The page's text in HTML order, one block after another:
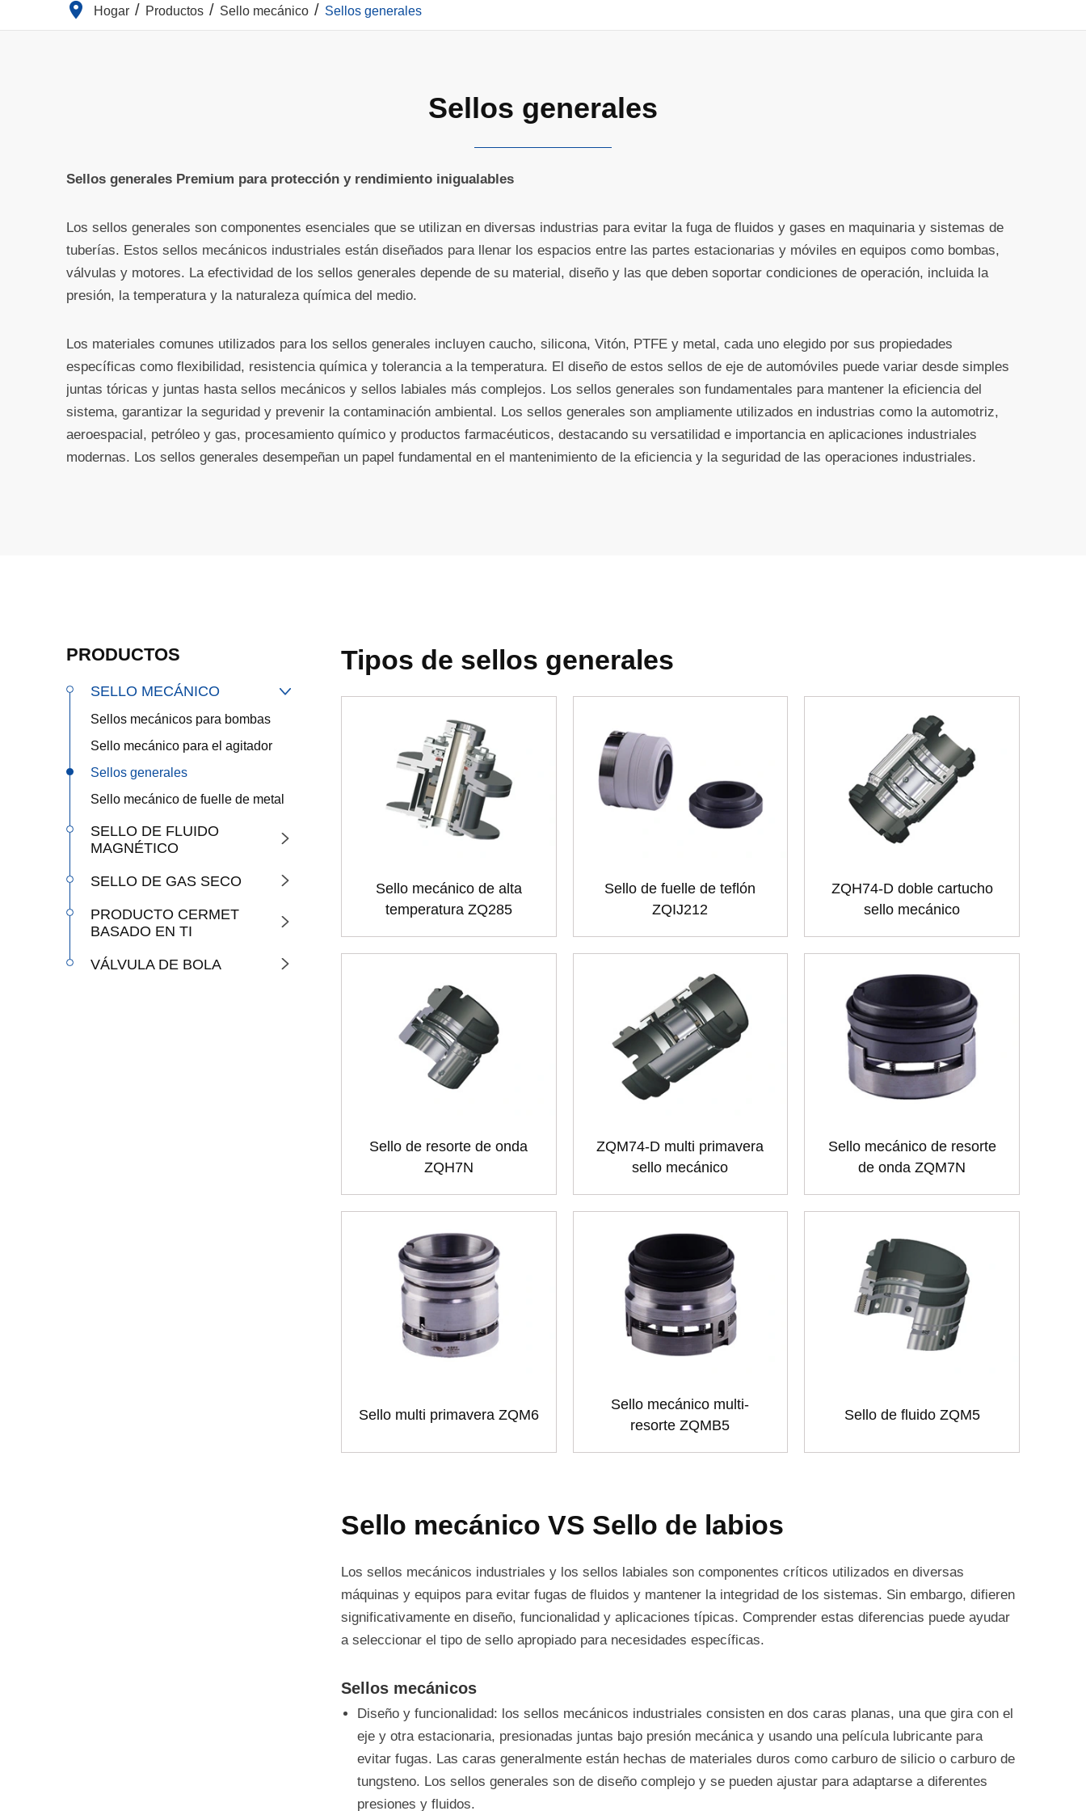
Hogar Productos Sello mecánico Sellos generales
Sellos generales
Sellos generales Premium para protección y rendimiento inigualables
Los sellos generales son componentes esenciales que se utilizan en diversas industrias para evitar la fuga de fluidos y gases en maquinaria y sistemas de
tuberías. Estos sellos mecánicos industriales están diseñados para llenar los espacios entre las partes estacionarias y móviles en equipos como bombas,
válvulas y motores. La efectividad de los sellos generales depende de su material, diseño y las que deben soportar condiciones de operación, incluida la
presión, la temperatura y la naturaleza química del medio.
Los materiales comunes utilizados para los sellos generales incluyen caucho, silicona, Vitón, PTFE y metal, cada uno elegido por sus propiedades
específicas como flexibilidad, resistencia química y tolerancia a la temperatura. El diseño de estos sellos de eje de automóviles puede variar desde simples
juntas tóricas y juntas hasta sellos mecánicos y sellos labiales más complejos. Los sellos generales son fundamentales para mantener la eficiencia del
sistema, garantizar la seguridad y prevenir la contaminación ambiental. Los sellos generales son ampliamente utilizados en industrias como la automotriz,
aeroespacial, petróleo y gas, procesamiento químico y productos farmacéuticos, destacando su versatilidad e importancia en aplicaciones industriales
modernas. Los sellos generales desempeñan un papel fundamental en el mantenimiento de la eficiencia y la seguridad de las operaciones industriales.
PRODUCTOS
SELLO MECÁNICO 
Sellos mecánicos para bombas
Sello mecánico para el agitador
Sellos generales
Sello mecánico de fuelle de metal
SELLO DE FLUIDO
MAGNÉTICO

SELLO DE GAS SECO 
PRODUCTO CERMET
BASADO EN TI

VÁLVULA DE BOLA 
Tipos de sellos generales
Sello mecánico de alta
temperatura ZQ285
Sello de fuelle de teflón
ZQIJ212
ZQH74-D doble cartucho
sello mecánico
Sello de resorte de onda
ZQH7N
ZQM74-D multi primavera
sello mecánico
Sello mecánico de resorte
de onda ZQM7N
Sello multi primavera ZQM6
Sello mecánico multi-
resorte ZQMB5
Sello de fluido ZQM5
Sello mecánico VS Sello de labios
Los sellos mecánicos industriales y los sellos labiales son componentes críticos utilizados en diversas
máquinas y equipos para evitar fugas de fluidos y mantener la integridad de los sistemas. Sin embargo, difieren
significativamente en diseño, funcionalidad y aplicaciones típicas. Comprender estas diferencias puede ayudar
a seleccionar el tipo de sello apropiado para necesidades específicas.
Sellos mecánicos
Diseño y funcionalidad: los sellos mecánicos industriales consisten en dos caras planas, una que gira con el
eje y otra estacionaria, presionadas juntas bajo presión mecánica y usando una película lubricante para
evitar fugas. Las caras generalmente están hechas de materiales duros como carburo de silicio o carburo de
tungsteno. Los sellos generales son de diseño complejo y se pueden ajustar para adaptarse a diferentes
presiones y fluidos.